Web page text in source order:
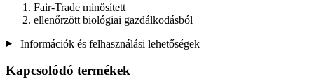
Fair-Trade minősített
ellenőrzött biológiai gazdálkodásból
Információk és felhasználási lehetőségek
Kapcsolódó termékek